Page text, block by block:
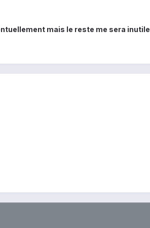
mais le reste me sera inutile